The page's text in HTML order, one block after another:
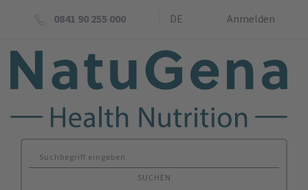
0841 90 255 000 DE Anmelden
SUCHEN